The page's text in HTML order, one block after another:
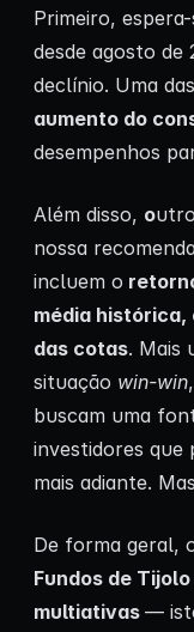
Primeiro,
desde agosto de
declínio. Uma
aumento do
desempenhos
Além disso, o
nossa
incluem o
média
das cotas. Mais
situação win-win
buscam uma
investidores que
mais adiante.
De forma geral,
Fundos de
multiativas —